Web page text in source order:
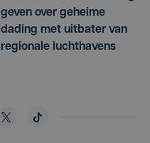
geven over geheime
dading met uitbater van
regionale luchthavens